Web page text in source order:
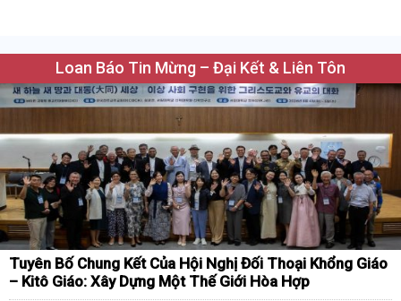
Loan Báo Tin Mừng – Đại Kết & Liên Tôn
Tuyên Bố Chung Kết Của Hội Nghị Đối Thoại Khổng Giáo
– Kitô Giáo: Xây Dựng Một Thế Giới Hòa Hợp